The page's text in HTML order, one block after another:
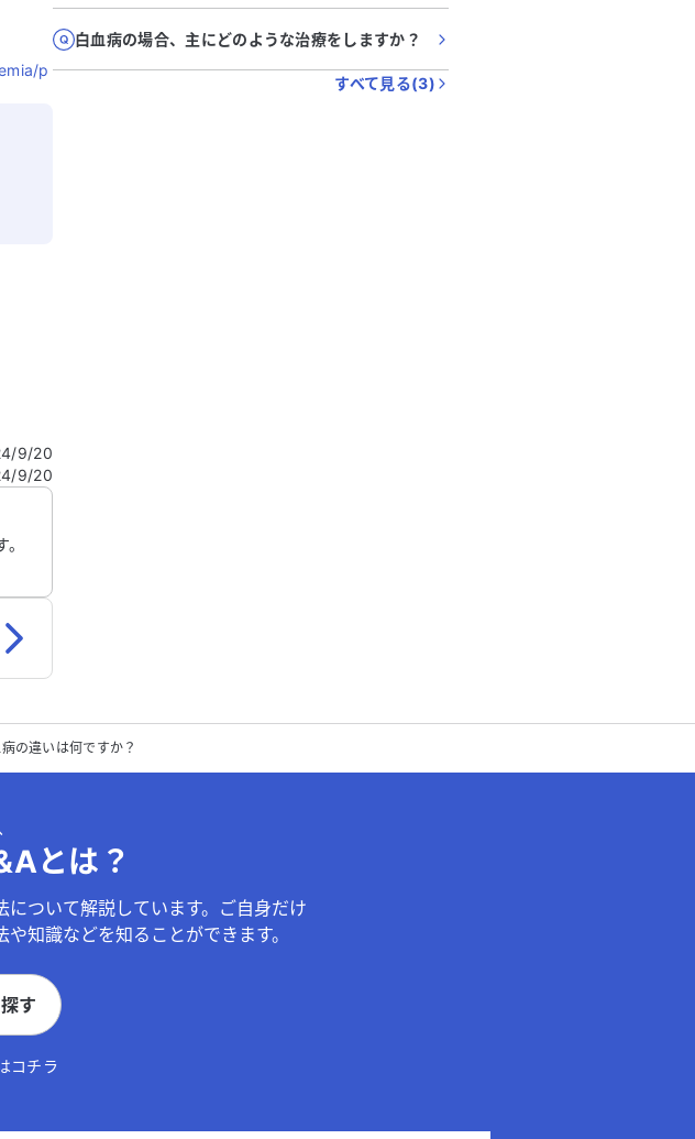
p
だ
9/20
9/20
白血病の場合、主にどのような治療をしますか？
すべて見る(3)
の違いは何ですか？
とは？
ついて解説しています。ご自身だけ
知識などを知ることができます。
す
コチラ